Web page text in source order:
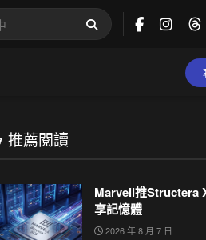
推薦閱讀
Marvell推Structera
享記憶體
2026 年 8 月 7 日